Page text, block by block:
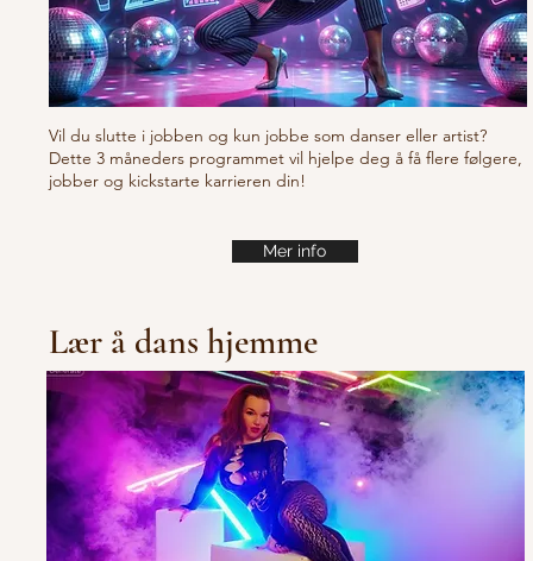
Vil du slutte i jobben og kun jobbe som danser eller artist?
Dette 3 måneders programmet vil hjelpe deg å få flere følgere,
jobber og kickstarte karrieren din!
Mer info
Lær å dans hjemme